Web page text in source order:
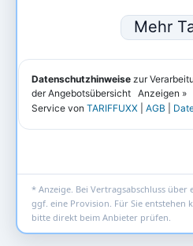
* Anzeige. Bei Vertragsabschluss
ggf. eine Provision. Für Sie entstehen
bitte direkt beim Anbieter prüfen.